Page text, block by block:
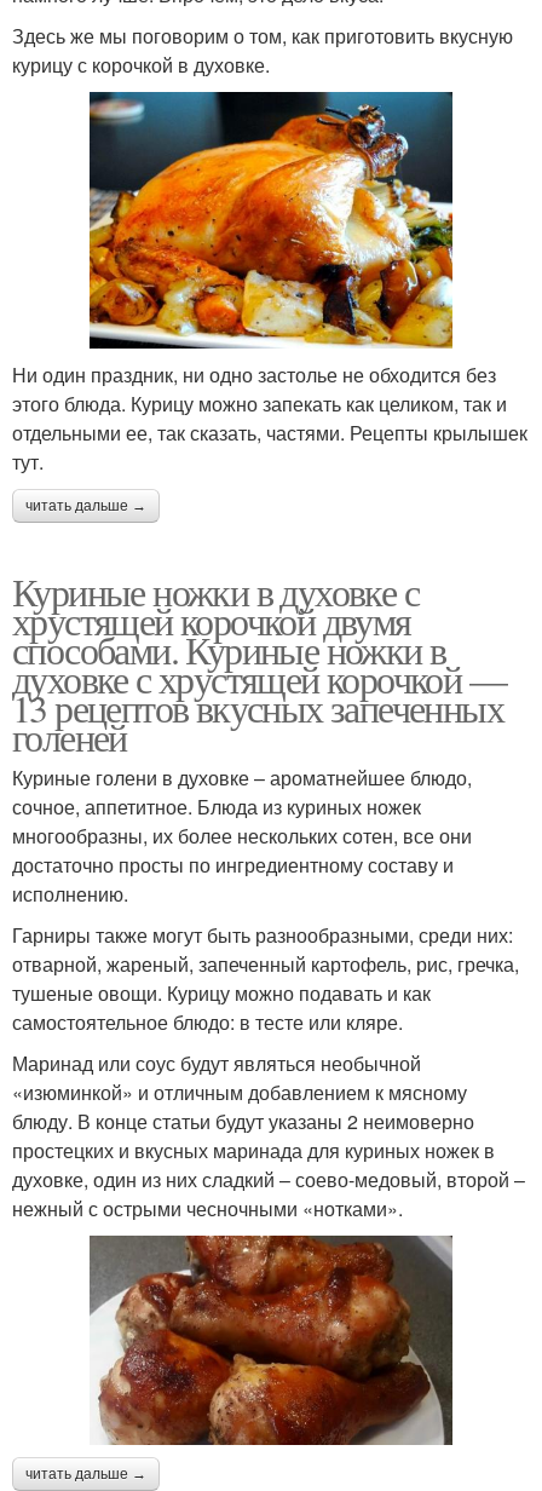
Здесь же мы поговорим о том, как приготовить вкусную
курицу с корочкой в духовке.
Ни один праздник, ни одно застолье не обходится без
этого блюда. Курицу можно запекать как целиком, так и
отдельными ее, так сказать, частями. Рецепты крылышек
тут.
читать дальше →
Куриные ножки в духовке с
хрустящей корочкой двумя
способами. Куриные ножки в
духовке с хрустящей корочкой —
13 рецептов вкусных запеченных
голеней
Куриные голени в духовке – ароматнейшее блюдо,
сочное, аппетитное. Блюда из куриных ножек
многообразны, их более нескольких сотен, все они
достаточно просты по ингредиентному составу и
исполнению.
Гарниры также могут быть разнообразными, среди них:
отварной, жареный, запеченный картофель, рис, гречка,
тушеные овощи. Курицу можно подавать и как
самостоятельное блюдо: в тесте или кляре.
Маринад или соус будут являться необычной
«изюминкой» и отличным добавлением к мясному
блюду. В конце статьи будут указаны 2 неимоверно
простецких и вкусных маринада для куриных ножек в
духовке, один из них сладкий – соево-медовый, второй –
нежный с острыми чесночными «нотками».
читать дальше →